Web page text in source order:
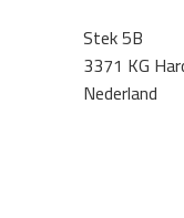
Stek 5B
3371 KG
Nederland